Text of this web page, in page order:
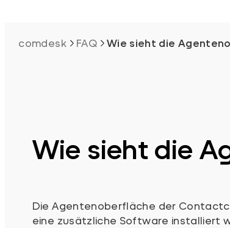
comdesk FAQ Wie sieht die
Wie sieht die
Die Agentenoberfläche der
eine zusätzliche Software installiert